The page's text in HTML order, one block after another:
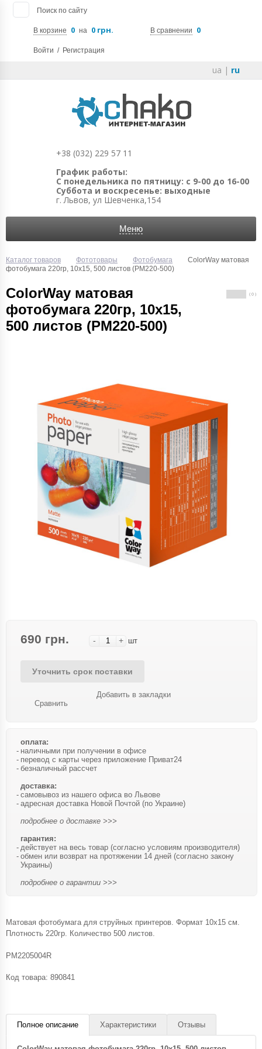
Поиск по сайту
В корзине 0 на 0 грн. В сравнении 0
Войти / Регистрация
ua | ru
+38 (032) 229 57 11
График работы:
С понедельника по пятницу: с 9-00 до 16-00
Суббота и воскресенье: выходные
г. Львов, ул Шевченка,154
Меню
Каталог товаров Фототовары Фотобумага
ColorWay матовая
фотобумага 220гр, 10x15, 500 листов (PM220-500)
ColorWay матовая
фотобумага 220гр, 10x15,
500 листов (PM220-500)
( 0 )
690 грн. - + шт
Уточнить срок поставки
Сравнить
Добавить в закладки
оплата:
наличными при получении в офисе
перевод с карты через приложение Приват24
безналичный рассчет
доставка:
самовывоз из нашего офиса во Львове
адресная доставка Новой Почтой (по Украине)
подробнее о доставке >>>
гарантия:
действует на весь товар (согласно условиям производителя)
обмен или возврат на протяжении 14 дней (согласно закону
Украины)
подробнее о гарантии >>>
Матовая фотобумага для струйных принтеров. Формат 10х15 см.
Плотность 220гр. Количество 500 листов.
PM2205004R
Код товара: 890841
Полное описание Характеристики Отзывы